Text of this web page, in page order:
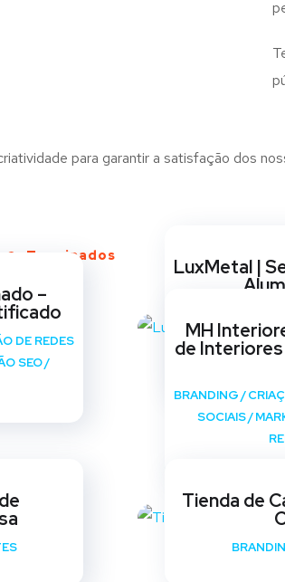
para garantir a satisfação dos
Terminados
–
DE REDES
SEO/
LuxMetal |
SOCIAIS/
MH
de
BRANDING /
SOCIAIS/
Tienda de